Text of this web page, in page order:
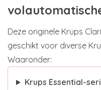
Deze originele Krups
geschikt voor diverse
Waaronder:
Krups Essential-